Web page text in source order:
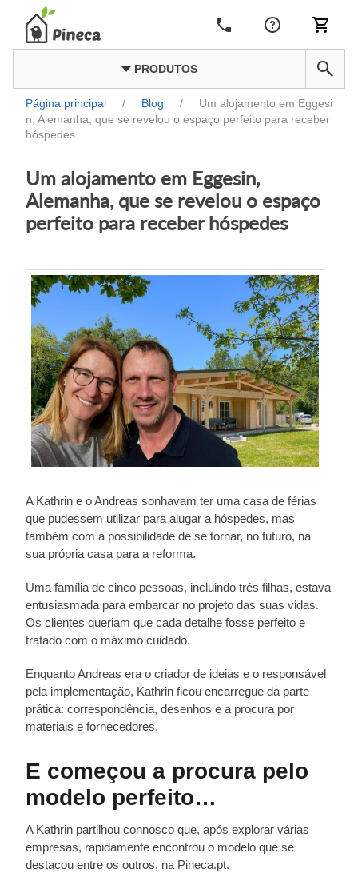
PRODUTOS
Página principal / Blog /
Um alojamento em Eggesi
n, Alemanha, que se revelou o espaço perfeito para receber
hóspedes
Um alojamento em Eggesin,
Alemanha, que se revelou o espaço
perfeito para receber hóspedes
A Kathrin e o Andreas sonhavam ter uma casa de férias
que pudessem utilizar para alugar a hóspedes, mas
também com a possibilidade de se tornar, no futuro, na
sua própria casa para a reforma.
Uma família de cinco pessoas, incluindo três filhas, estava
entusiasmada para embarcar no projeto das suas vidas.
Os clientes queriam que cada detalhe fosse perfeito e
tratado com o máximo cuidado.
Enquanto Andreas era o criador de ideias e o responsável
pela implementação, Kathrin ficou encarregue da parte
prática: correspondência, desenhos e a procura por
materiais e fornecedores.
E começou a procura pelo
modelo perfeito…
A Kathrin partilhou connosco que, após explorar várias
empresas, rapidamente encontrou o modelo que se
destacou entre os outros, na Pineca.pt.